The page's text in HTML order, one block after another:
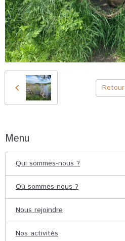
Retour
Menu
Qui sommes-nous ?
Où sommes-nous ?
Nous rejoindre
Nos activités